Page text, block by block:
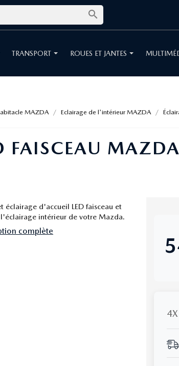

TRANSPORT ROUES ET JANTES
MAZDA Eclairage de l'intérieur MAZDA
FAISCEAU MAZDA
éclairage d'accueil LED faisceau et
intérieur de votre Mazda.
complète